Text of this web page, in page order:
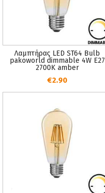
Λαμπτήρας LED ST64 Bulb
pakoworld dimmable 4W E27
2700K amber
€2.90